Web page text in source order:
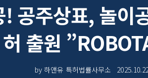
공주상표, 놀이
허 출원
by 하앤유 특허법률사무소